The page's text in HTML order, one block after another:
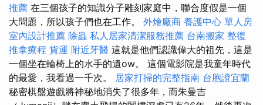
推薦 在三個孩子的知識分子雕刻家庭中，聯合度假是一個
大問題，所以孩子們也在工作。 外燴廠商 養護中心 單人房
室內設計推薦 除蟲 私人居家清潔服務推薦 台南搬家 整復
推拿療程 貨運 附近牙醫 這就是他們認識偉大的祖先，這是
一個坐在輪椅上的水手的遺ow。 這個電影院是我童年時代
的最愛，我看過一千次。 居家打掃的完整指南 台胞證宜蘭
秘密棋盤遊戲將神秘地消失了很多年，而朱曼吉